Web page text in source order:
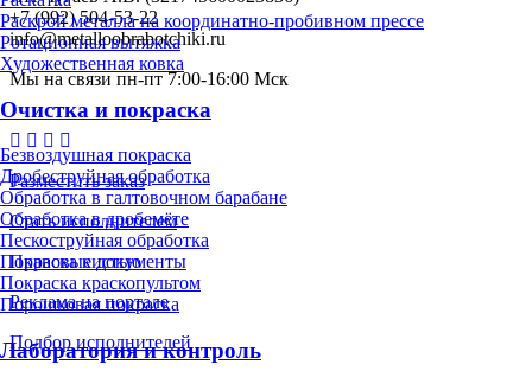
Раскрой металла на координатно-пробивном прессе
Ротационная вытяжка
Художественная ковка
Очистка и покраска
Безвоздушная покраска
Дробеструйная обработка
Обработка в галтовочном барабане
Обработка в дробемёте
Пескоструйная обработка
Покраска кистью
Покраска краскопультом
Порошковая покраска
Лаборатория и контроль
+7 (992) 504-53-22
info@metalloobrabotchiki.ru
Мы на связи пн-пт 7:00-16:00 Мск
Разместить заказ
Стать исполнителем
Правовые документы
Реклама на портале
Подбор исполнителей